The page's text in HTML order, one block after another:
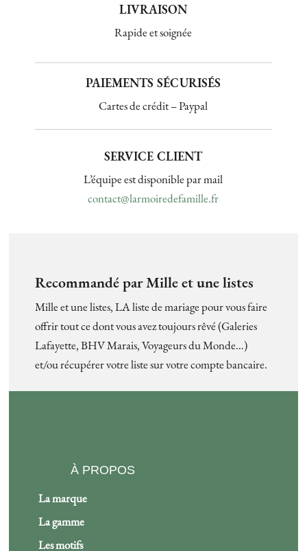
LIVRAISON
Rapide et soignée
PAIEMENTS SÉCURISÉS
Cartes de crédit – Paypal
SERVICE CLIENT
L’équipe est disponible par mail
contact@larmoiredefamille.fr
Recommandé par Mille et une listes
Mille et une listes, LA liste de mariage pour vous faire
offrir tout ce dont vous avez toujours rêvé (Galeries
Lafayette, BHV Marais, Voyageurs du Monde…)
et/ou récupérer votre liste sur votre compte bancaire.
À PROPOS
La marque
La gamme
Les motifs